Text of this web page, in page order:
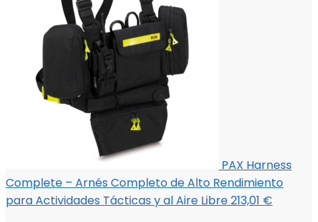
PAX Harness
Complete – Arnés Completo de Alto Rendimiento
para Actividades Tácticas y al Aire Libre213,01 €